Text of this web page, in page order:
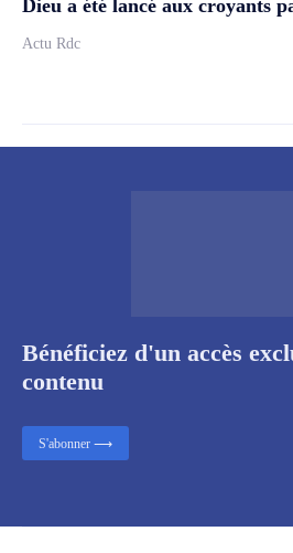
Dieu a été lancé aux croyants
Actu Rdc
Bénéficiez d'un accès
contenu
S'abonner ⟶